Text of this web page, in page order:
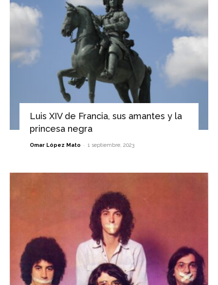
Luis XIV de Francia, sus amantes y la
princesa negra
Omar López Mato - 1 septiembre, 2023